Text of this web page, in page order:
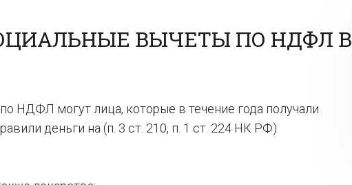
ВЫЧЕТЫ ПО НДФЛ В
НДФЛ могут лица, которые в течение года получали
деньги на (п. 3 ст. 210, п. 1 ст. 224 НК РФ):